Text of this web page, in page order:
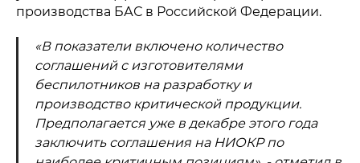
производства БАС в Российской Федерации.
«В показатели включено количество
соглашений с изготовителями
беспилотников на разработку и
производство критической продукции.
Предполагается уже в декабре этого года
заключить соглашения на НИОКР по